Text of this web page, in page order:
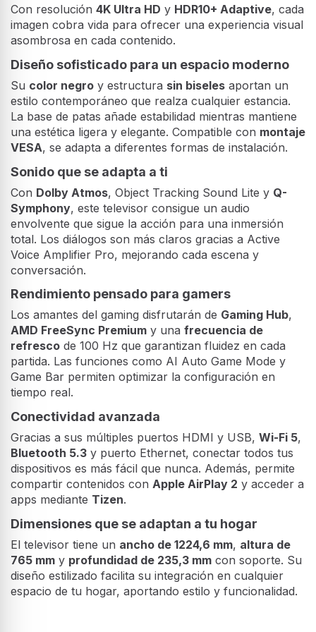
Con resolución 4K Ultra HD y HDR10+ Adaptive, cada
imagen cobra vida para ofrecer una experiencia visual
asombrosa en cada contenido.
Diseño sofisticado para un espacio moderno
Su color negro y estructura sin biseles aportan un
estilo contemporáneo que realza cualquier estancia.
La base de patas añade estabilidad mientras mantiene
una estética ligera y elegante. Compatible con montaje
VESA, se adapta a diferentes formas de instalación.
Sonido que se adapta a ti
Con Dolby Atmos, Object Tracking Sound Lite y Q-
Symphony, este televisor consigue un audio
envolvente que sigue la acción para una inmersión
total. Los diálogos son más claros gracias a Active
Voice Amplifier Pro, mejorando cada escena y
conversación.
Rendimiento pensado para gamers
Los amantes del gaming disfrutarán de Gaming Hub,
AMD FreeSync Premium y una frecuencia de
refresco de 100 Hz que garantizan fluidez en cada
partida. Las funciones como AI Auto Game Mode y
Game Bar permiten optimizar la configuración en
tiempo real.
Conectividad avanzada
Gracias a sus múltiples puertos HDMI y USB, Wi-Fi 5,
Bluetooth 5.3 y puerto Ethernet, conectar todos tus
dispositivos es más fácil que nunca. Además, permite
compartir contenidos con Apple AirPlay 2 y acceder a
apps mediante Tizen.
Dimensiones que se adaptan a tu hogar
El televisor tiene un ancho de 1224,6 mm, altura de
765 mm y profundidad de 235,3 mm con soporte. Su
diseño estilizado facilita su integración en cualquier
espacio de tu hogar, aportando estilo y funcionalidad.